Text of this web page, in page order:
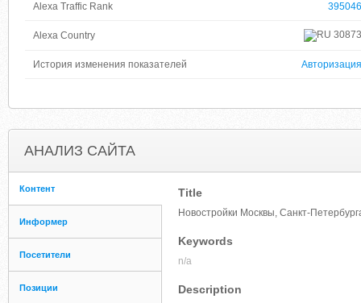
Alexa Traffic Rank 395046
Alexa Country 30873
История изменения показателей Авторизация
АНАЛИЗ САЙТА
Контент
Информер
Посетители
Позиции
Title
Новостройки Москвы, Санкт-
Keywords
n/a
Description